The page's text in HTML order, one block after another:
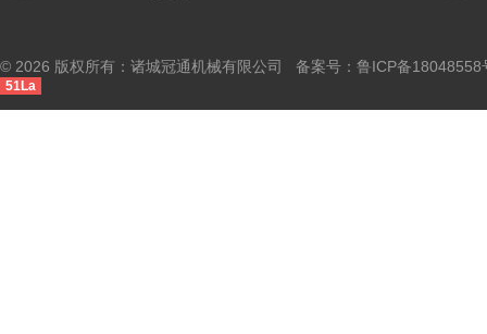
© 2026 版权所有：诸城冠通机械有限公司 备案号： 鲁ICP备18048558
51La